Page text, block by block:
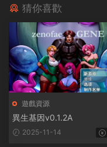
猜你喜歡
遊戲資源
異生基因v0.1.2A
2025-11-14